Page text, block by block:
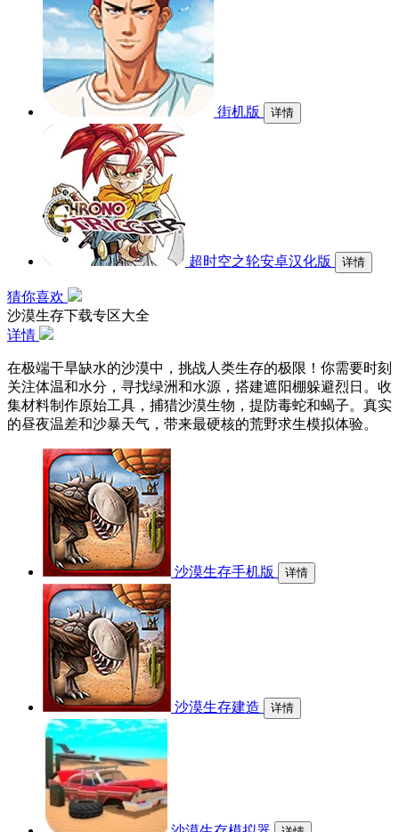
街机版 详情
超时空之轮安卓汉化版 详情
猜你喜欢
沙漠生存下载专区大全
详情
在极端干旱缺水的沙漠中，挑战人类生存的极限！你需要时刻
关注体温和水分，寻找绿洲和水源，搭建遮阳棚躲避烈日。收
集材料制作原始工具，捕猎沙漠生物，提防毒蛇和蝎子。真实
的昼夜温差和沙暴天气，带来最硬核的荒野求生模拟体验。
沙漠生存手机版 详情
沙漠生存建造 详情